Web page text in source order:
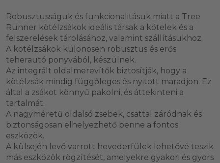
Robusztusságuk és funkcionalitásuk miatt a Tree
Runner kötélzsákok ideális társak a kötelek és a
felszerelések tárolásához, valamint szállításukhoz.
A kötélzsákok különösen robusztus és erős
teherautó ponyvából, készülnek.
Az integrált oldalmerevítők biztosítják, hogy a
kötélzsák mindig függőleges és nyitott maradjon. Ez
által a zsákot könnyű pakolni, és áttekinteni a
tartalmát.
A nagyméretű oldalsó zsebek, csattal záródnak és
biztonságosan elhelyezhető benne a fontos
eszközök.
A külsején levő varrott hevederfülek lehetővé teszik
más eszközök rögzítését, amelyekre gyakori és gyors